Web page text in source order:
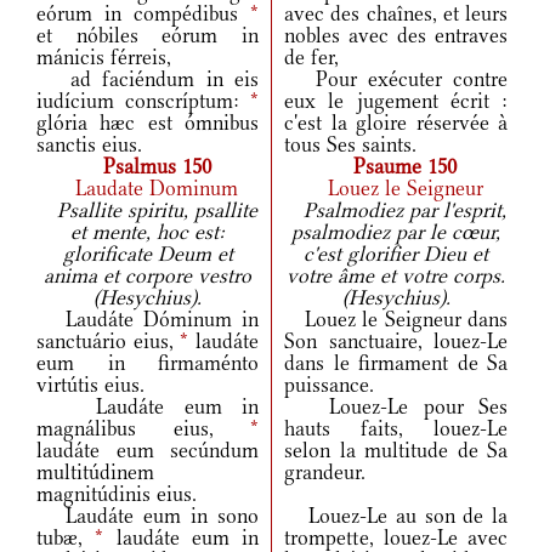
eórum in compédibus *
et nóbiles eórum in
mánicis férreis,
avec des chaînes, et leurs
nobles avec des entraves
de fer,
ad faciéndum in eis
iudícium conscríptum: *
glória hæc est ómnibus
sanctis eius.
Pour exécuter contre
eux le jugement écrit :
c'est la gloire réservée à
tous Ses saints.
Psalmus 150
Psaume 150
Laudate Dominum
Louez le Seigneur
Psallite spiritu, psallite
et mente, hoc est:
glorificate Deum et
anima et corpore vestro
(Hesychius).
Psalmodiez par l'esprit,
psalmodiez par le cœur,
c'est glorifier Dieu et
votre âme et votre corps.
(Hesychius).
Laudáte Dóminum in
sanctuário eius,* laudáte
eum in firmaménto
virtútis eius.
Louez le Seigneur dans
Son sanctuaire, louez-Le
dans le firmament de Sa
puissance.
Laudáte eum in
magnálibus eius, *
laudáte eum secúndum
multitúdinem
magnitúdinis eius.
Louez-Le pour Ses
hauts faits, louez-Le
selon la multitude de Sa
grandeur.
Laudáte eum in sono
tubæ,* laudáte eum in
Louez-Le au son de la
trompette, louez-Le avec